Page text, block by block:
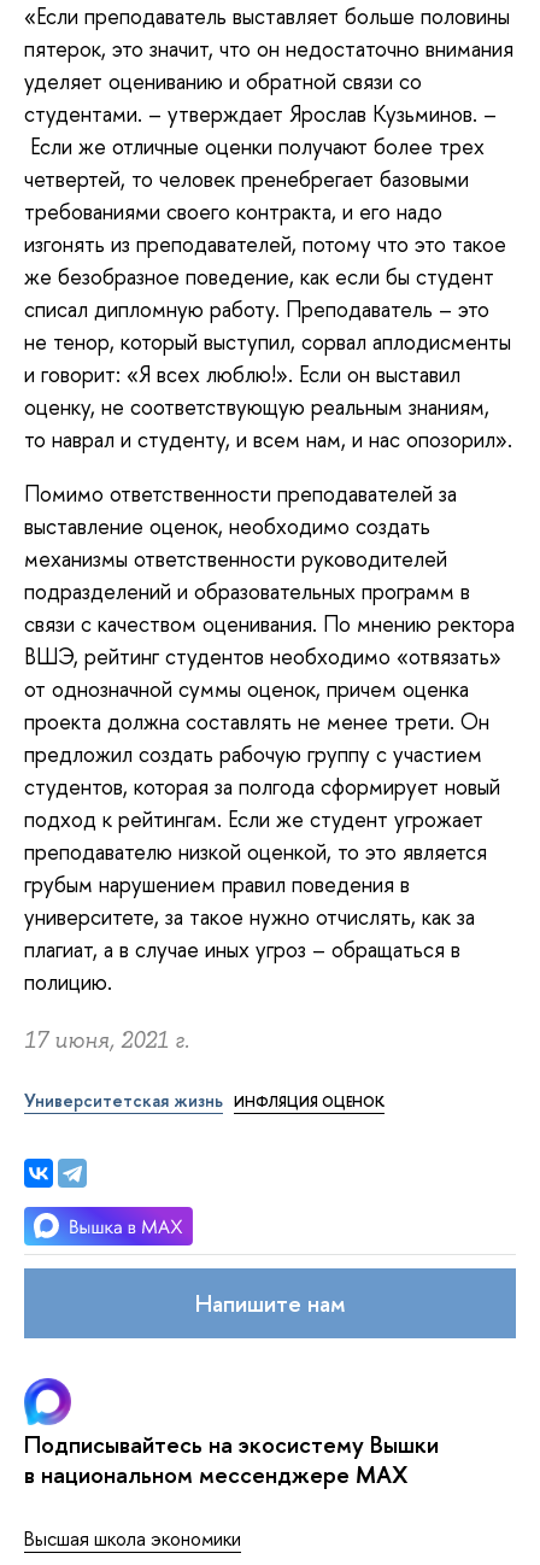
«Если преподаватель выставляет больше половины
пятерок, это значит, что он недостаточно внимания
уделяет оцениванию и обратной связи со
студентами. – утверждает Ярослав Кузьминов. –
Если же отличные оценки получают более трех
четвертей, то человек пренебрегает базовыми
требованиями своего контракта, и его надо
изгонять из преподавателей, потому что это такое
же безобразное поведение, как если бы студент
списал дипломную работу. Преподаватель – это
не тенор, который выступил, сорвал аплодисменты
и говорит: «Я всех люблю!». Если он выставил
оценку, не соответствующую реальным знаниям,
то наврал и студенту, и всем нам, и нас опозорил».
Помимо ответственности преподавателей за
выставление оценок, необходимо создать
механизмы ответственности руководителей
подразделений и образовательных программ в
связи с качеством оценивания. По мнению ректора
ВШЭ, рейтинг студентов необходимо «отвязать»
от однозначной суммы оценок, причем оценка
проекта должна составлять не менее трети. Он
предложил создать рабочую группу с участием
студентов, которая за полгода сформирует новый
подход к рейтингам. Если же студент угрожает
преподавателю низкой оценкой, то это является
грубым нарушением правил поведения в
университете, за такое нужно отчислять, как за
плагиат, а в случае иных угроз – обращаться в
полицию.
17 июня, 2021 г.
Университетская жизнь ИНФЛЯЦИЯ ОЦЕНОК
Напишите нам
Подписывайтесь на экосистему Вышки
в национальном мессенджере MAX
Высшая школа экономики